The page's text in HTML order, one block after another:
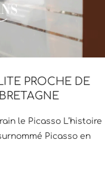
PROCHE DE
le Picasso L’histoire
Picasso en